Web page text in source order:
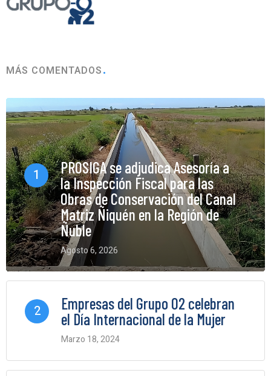
MÁS COMENTADOS
1
PROSIGA se adjudica Asesoría a
la Inspección Fiscal para las
Obras de Conservación del Canal
Matriz Ñiquén en la Región de
Ñuble
Agosto 6, 2026
0 Comments
2
Empresas del Grupo O2 celebran
el Día Internacional de la Mujer
Marzo 18, 2024